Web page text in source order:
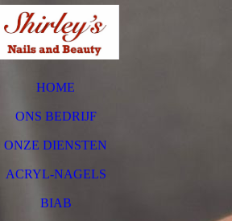
HOME
ONS BEDRIJF
ONZE DIENSTEN
ACRYL-NAGELS
BIAB